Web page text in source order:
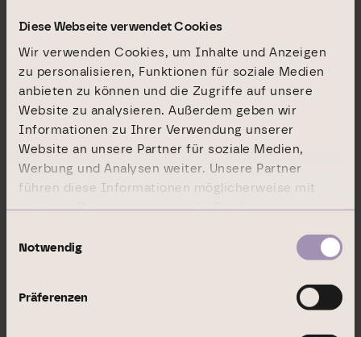
Diese Webseite verwendet Cookies
Wir verwenden Cookies, um Inhalte und Anzeigen
zu personalisieren, Funktionen für soziale Medien
anbieten zu können und die Zugriffe auf unsere
Website zu analysieren. Außerdem geben wir
Informationen zu Ihrer Verwendung unserer
Website an unsere Partner für soziale Medien,
Werbung und Analysen weiter. Unsere Partner
führen diese Informationen möglicherweise mit
weiteren Daten zusammen, die Sie ihnen
Nutzung der Dienste gesammelt haben.
Notwendig
Präferenzen
%
b.2. Instrumente i.S.d. § 25 Abs. 1 Nr. 2 WpHG
Fälligkeit / Verfall
Ausübungs­zeitraum / Laufzeit
Barausgleich oder physische Abwicklung